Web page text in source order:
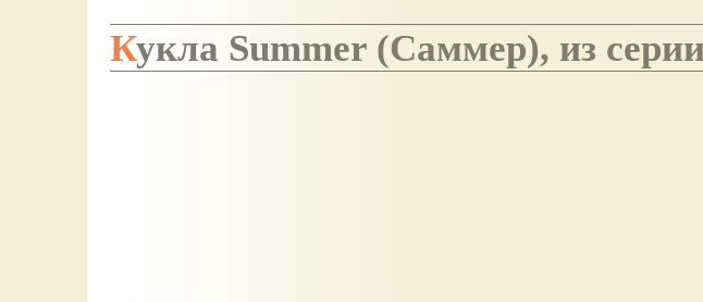
Кукла Summer (Саммер), из